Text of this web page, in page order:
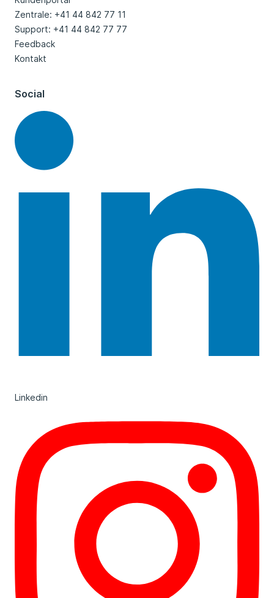
Zentrale: +41 44 842 77 11
Support: +41 44 842 77 77
Feedback
Kontakt
Social
Linkedin